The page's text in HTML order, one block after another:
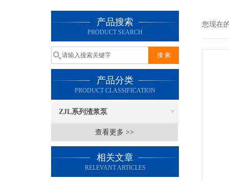
产品搜索
PRODUCT SEARCH
产品分类
PRODUCT CLASSIFICATION
ZJL系列渣浆泵
查看更多 >>
相关文章
RELEVANT ARTICLES
您现在